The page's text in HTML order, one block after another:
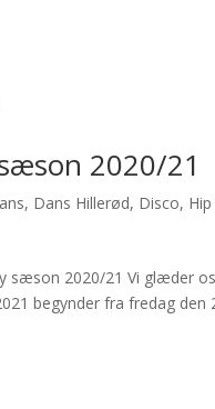
2020/21
, Dans Hillerød, Disco,
sæson 2020/21 Vi glæder
begynder fra fredag den